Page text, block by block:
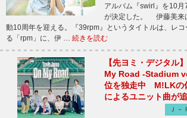
アルバム『swirl』を10月
が決定した。 伊藤美来
動10周年を迎える。『39rpm』というタイトルは、レ
る「rpm」に、伊 … 続きを読む
【先ヨミ・デジタル
My Road -Stadium
位を独走中 M!LKの
によるユニット曲が
Ｊ－